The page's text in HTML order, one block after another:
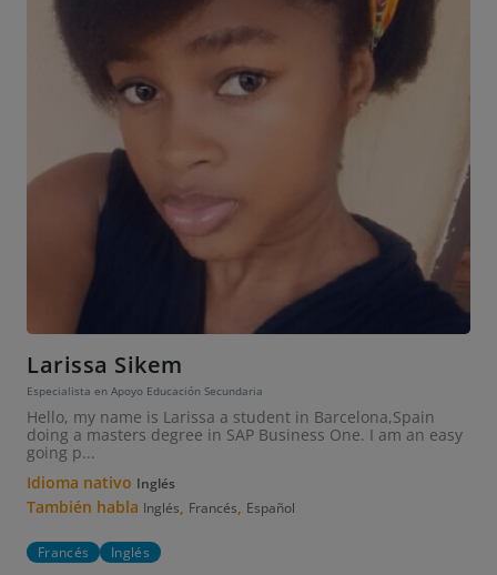
Larissa Sikem
Especialista en Apoyo Educación Secundaria
Hello, my name is Larissa a student in Barcelona,Spain
doing a masters degree in SAP Business One. I am an easy
going p...
Idioma nativo Inglés
También habla Inglés, Francés, Español
Francés Inglés